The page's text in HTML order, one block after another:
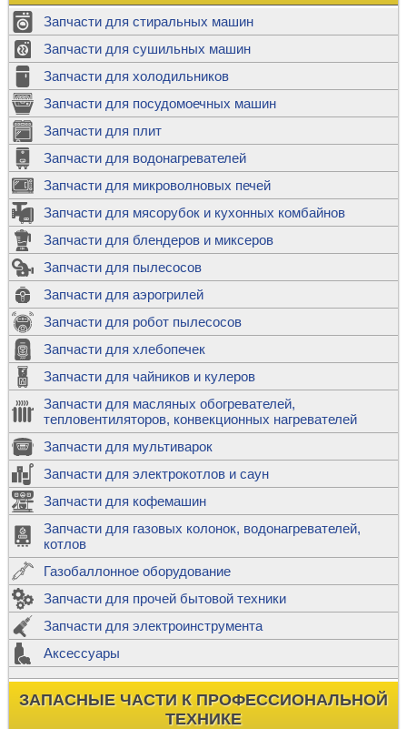
Запчасти для стиральных машин
Запчасти для сушильных машин
Запчасти для холодильников
Запчасти для посудомоечных машин
Запчасти для плит
Запчасти для водонагревателей
Запчасти для микроволновых печей
Запчасти для мясорубок и кухонных комбайнов
Запчасти для блендеров и миксеров
Запчасти для пылесосов
Запчасти для аэрогрилей
Запчасти для робот пылесосов
Запчасти для хлебопечек
Запчасти для чайников и кулеров
Запчасти для масляных обогревателей,
тепловентиляторов, конвекционных нагревателей
Запчасти для мультиварок
Запчасти для электрокотлов и саун
Запчасти для кофемашин
Запчасти для газовых колонок, водонагревателей,
котлов
Газобаллонное оборудование
Запчасти для прочей бытовой техники
Запчасти для электроинструмента
Аксессуары
ЗАПАСНЫЕ ЧАСТИ К ПРОФЕССИОНАЛЬНОЙ
ТЕХНИКЕ